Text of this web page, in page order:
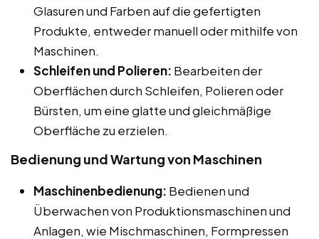
Glasuren und Farben auf die gefertigten
Produkte, entweder manuell oder mithilfe von
Maschinen.
Schleifen und Polieren: Bearbeiten der
Oberflächen durch Schleifen, Polieren oder
Bürsten, um eine glatte und gleichmäßige
Oberfläche zu erzielen.
Bedienung und Wartung von Maschinen
Maschinenbedienung: Bedienen und
Überwachen von Produktionsmaschinen und
Anlagen, wie Mischmaschinen, Formpressen